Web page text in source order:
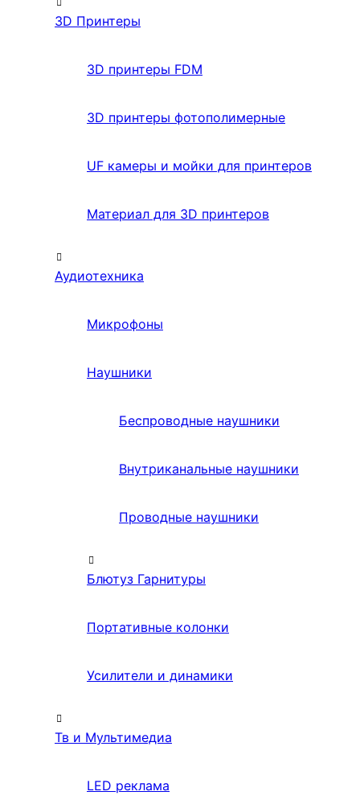
3D Принтеры
3D принтеры FDM
3D принтеры фотополимерные
UF камеры и мойки для принтеров
Материал для 3D принтеров
Аудиотехника
Микрофоны
Наушники
Беспроводные наушники
Внутриканальные наушники
Проводные наушники
Блютуз Гарнитуры
Портативные колонки
Усилители и динамики
Тв и Мультимедиа
LED реклама